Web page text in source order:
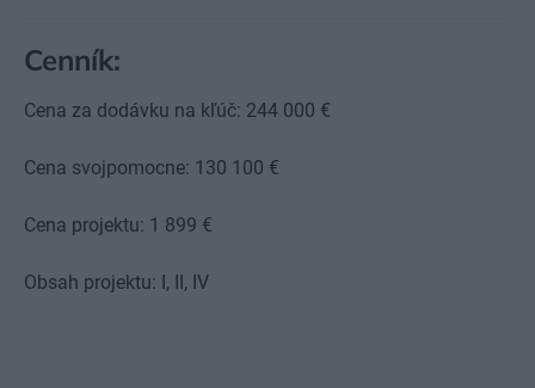
Cenník:
Cena za dodávku na kľúč: 244 000 €
Cena svojpomocne: 130 100 €
Cena projektu: 1 899 €
Obsah projektu: I, II, IV